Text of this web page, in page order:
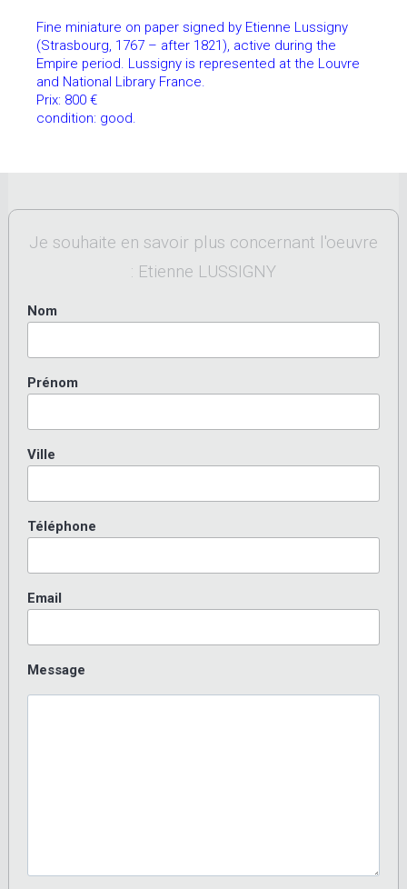
Fine miniature on paper signed by Etienne Lussigny
(Strasbourg, 1767 – after 1821), active during the
Empire period. Lussigny is represented at the Louvre
and National Library France.
Prix: 800 €
condition: good.
Je souhaite en savoir plus concernant l'oeuvre
: Etienne LUSSIGNY
Nom
Prénom
Ville
Téléphone
Email
Message